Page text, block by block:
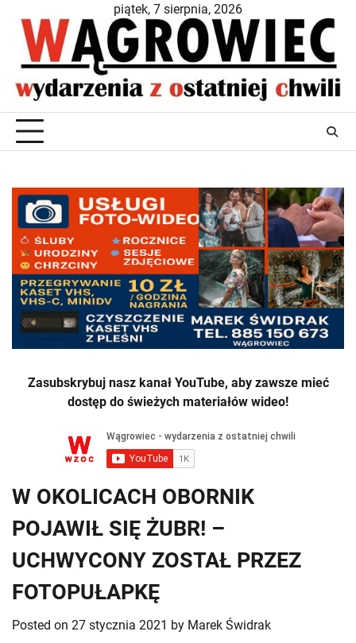
content
piątek, 7 sierpnia, 2026
Zasubskrybuj nasz kanał YouTube, aby zawsze mieć
dostęp do świeżych materiałów wideo!
W OKOLICACH OBORNIK
POJAWIŁ SIĘ ŻUBR! –
UCHWYCONY ZOSTAŁ PRZEZ
FOTOPUŁAPKĘ
Posted on 27 stycznia 2021 by Marek Świdrak